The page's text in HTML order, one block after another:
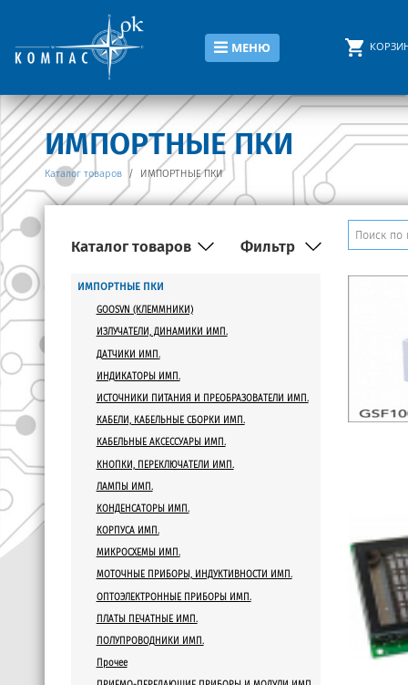
МЕНЮ
ИМПОРТНЫЕ ПКИ
Каталог товаров / ИМПОРТНЫЕ ПКИ
Каталог товаров
ИМПОРТНЫЕ ПКИ
GOOSVN (КЛЕММНИКИ)
ИЗЛУЧАТЕЛИ, ДИНАМИКИ ИМП.
ДАТЧИКИ ИМП.
ИНДИКАТОРЫ ИМП.
ИСТОЧНИКИ ПИТАНИЯ И ПРЕОБРАЗОВАТЕЛИ ИМП.
КАБЕЛИ, КАБЕЛЬНЫЕ СБОРКИ ИМП.
КАБЕЛЬНЫЕ АКСЕССУАРЫ ИМП.
КНОПКИ, ПЕРЕКЛЮЧАТЕЛИ ИМП.
ЛАМПЫ ИМП.
КОНДЕНСАТОРЫ ИМП.
КОРПУСА ИМП.
МИКРОСХЕМЫ ИМП.
МОТОЧНЫЕ ПРИБОРЫ, ИНДУКТИВНОСТИ ИМП.
ОПТОЭЛЕКТРОННЫЕ ПРИБОРЫ ИМП.
ПЛАТЫ ПЕЧАТНЫЕ ИМП.
ПОЛУПРОВОДНИКИ ИМП.
Прочее
Фильтр
Корпус диода
Количество знаков
Размер
Вилка / Розетка
Производитель
Тип R
Корпус полупроводника
Размер